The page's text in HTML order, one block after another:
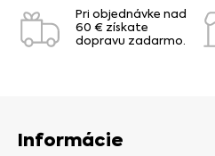
Pri objednávke nad
60 € získate
dopravu zadarmo.
Informácie